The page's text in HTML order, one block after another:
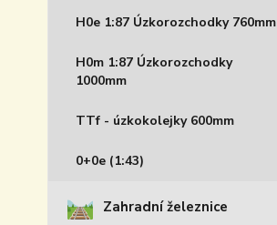
H0e 1:87 Úzkorozchodky 760mm
H0m 1:87 Úzkorozchodky
1000mm
TTf - úzkokolejky 600mm
0+0e (1:43)
Zahradní železnice